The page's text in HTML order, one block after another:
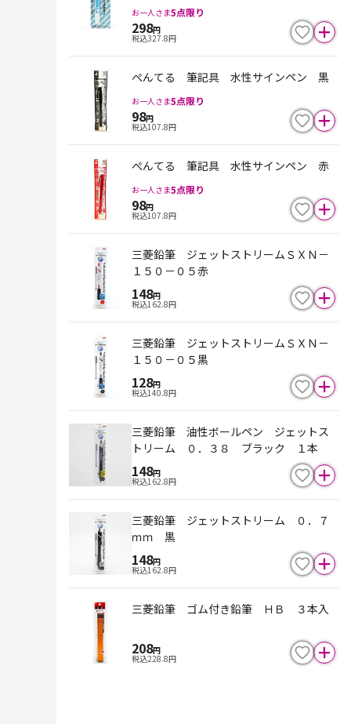
お一人さま5点限り
298円
税込327.8円
ぺんてる 筆記具 水性サインペン 黒
お一人さま5点限り
98円
税込107.8円
ぺんてる 筆記具 水性サインペン 赤
お一人さま5点限り
98円
税込107.8円
三菱鉛筆 ジェットストリームＳＸＮ－
１５０－０５赤
148円
税込162.8円
三菱鉛筆 ジェットストリームＳＸＮ－
１５０－０５黒
128円
税込140.8円
三菱鉛筆 油性ボールペン ジェットス
トリーム ０．３８ ブラック １本
148円
税込162.8円
三菱鉛筆 ジェットストリーム ０．７
ｍｍ 黒
148円
税込162.8円
三菱鉛筆 ゴム付き鉛筆 ＨＢ ３本入
208円
税込228.8円